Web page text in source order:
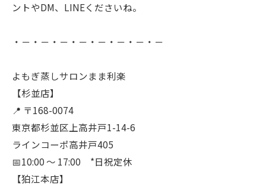
ントやDM、LINEくださいね。
・－・－・－・－・－・－・－・－
よもぎ蒸しサロンまま利楽
【杉並店】
📍 〒168-0074
東京都杉並区上高井戸1-14-6
ラインコーポ高井戸405
📅10:00 〜 17:00 *日祝定休
【狛江本店】